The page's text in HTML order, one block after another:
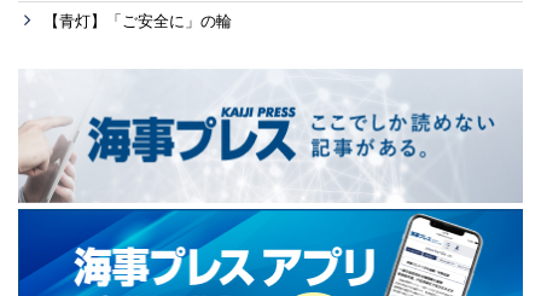
【青灯】「ご安全に」の輪